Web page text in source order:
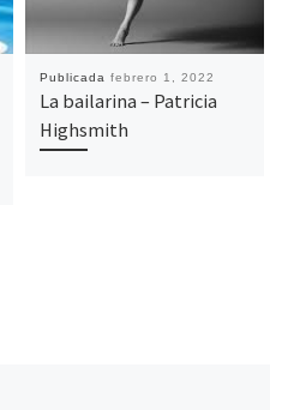
Publicada febrero 1, 2022
La bailarina – Patricia
Highsmith